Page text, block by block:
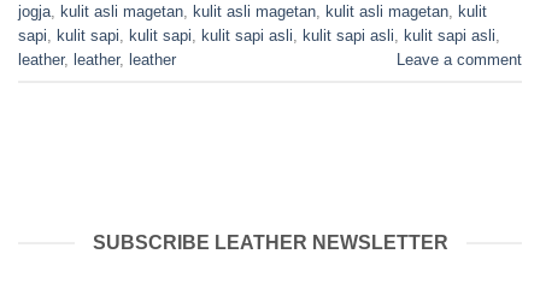
jogja kulit asli magetan kulit asli magetan kulit asli magetan kulit
sapi kulit sapi kulit sapi kulit sapi asli kulit sapi asli kulit sapi asli
leather, leather, leather Leave a comment
SUBSCRIBE LEATHER NEWSLETTER